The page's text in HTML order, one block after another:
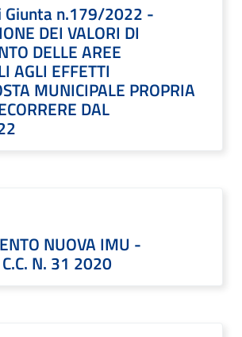
Giunta n.179/2022 -
DEI VALORI DI
DELLE AREE
AGLI EFFETTI
MUNICIPALE PROPRIA
DAL
NUOVA IMU -
N. 31 2020